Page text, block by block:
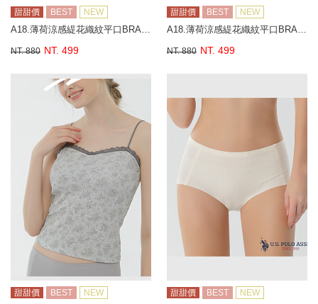
甜甜價 BEST NEW
A18.薄荷涼感緹花織紋平口BRA背心
NT. 880 NT. 499
甜甜價 BEST NEW
A18.薄荷涼感緹花織紋平口BRA背心
NT. 880 NT. 499
甜甜價 BEST NEW 甜甜價 BEST NEW